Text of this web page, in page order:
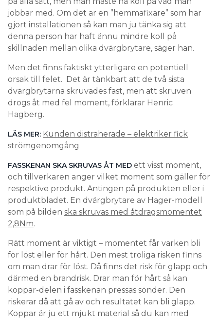
jobbar med. Om det är en ”hemmafixare” som har
gjort installationen så kan man ju tänka sig att
denna person har haft ännu mindre koll på
skillnaden mellan olika dvärgbrytare, säger han.
Men det finns faktiskt ytterligare en potentiell
orsak till felet. Det är tänkbart att de två sista
dvärgbrytarna skruvades fast, men att skruven
drogs åt med fel moment, förklarar Henric
Hagberg.
LÄS MER: Kunden distraherade – elektriker fick
strömgenomgång
FASSKENAN SKA SKRUVAS ÅT MED ett visst moment,
och tillverkaren anger vilket moment som gäller för
respektive produkt. Antingen på produkten eller i
produktbladet. En dvärgbrytare av Hager-modell
som på bilden ska skruvas med åtdragsmomentet
2,8Nm.
Rätt moment är viktigt – momentet får varken bli
för löst eller för hårt. Den mest troliga risken finns
om man drar för löst. Då finns det risk för glapp och
därmed en brandrisk. Drar man för hårt så kan
koppar-delen i fasskenan pressas sönder. Den
riskerar då att gå av och resultatet kan bli glapp.
Koppar är ju ett mjukt material så du kan med